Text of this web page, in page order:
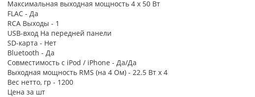
Максимальная выходная мощность 4 x 50 Вт
FLAC - Да
RCA Выходы - 1
USB-вход На передней панели
SD-карта - Нет
Bluetooth - Да
Совместимость с iPod / iPhone - Да/Да
Выходная мощность RMS (на 4 Ом) - 22.5 Вт х 4
Вес нетто, гр - 1200
Цена за шт